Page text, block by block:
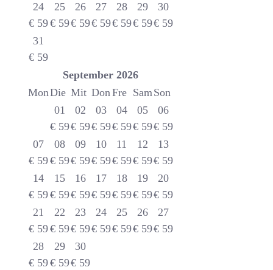
24
€ 59
25
€ 59
26
€ 59
27
€ 59
28
€ 59
29
€ 59
30
€ 59
31
€ 59
September 2026
MonDie Mit DonFre SamSon
01
€ 59
02
€ 59
03
€ 59
04
€ 59
05
€ 59
06
€ 59
07
€ 59
08
€ 59
09
€ 59
10
€ 59
11
€ 59
12
€ 59
13
€ 59
14
€ 59
15
€ 59
16
€ 59
17
€ 59
18
€ 59
19
€ 59
20
€ 59
21
€ 59
22
€ 59
23
€ 59
24
€ 59
25
€ 59
26
€ 59
27
€ 59
28
€ 59
29
€ 59
30
€ 59